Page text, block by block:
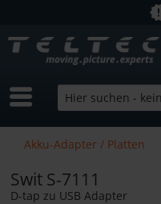
Akku-Adapter / Platten
Swit S-7111
D-tap zu USB Adapter